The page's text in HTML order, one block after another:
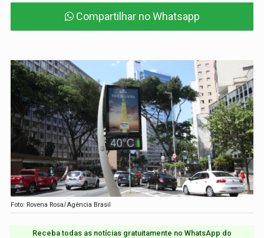
Compartilhar no Whatsapp
Foto: Rovena Rosa/Agência Brasil
Receba todas as notícias gratuitamente no WhatsApp do